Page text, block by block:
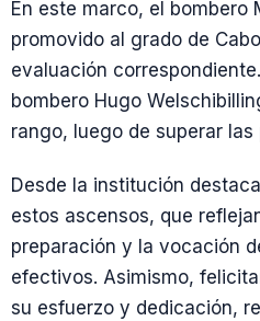
En este marco, el bombero
promovido al grado de
evaluación
bombero Hugo
rango, luego de superar
Desde la institución
estos ascensos, que
preparación y la vocación
efectivos. Asimismo,
su esfuerzo y dedicación,